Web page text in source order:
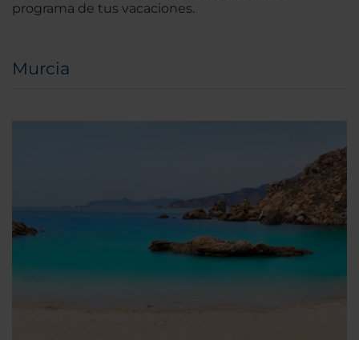
programa de tus vacaciones.
Murcia